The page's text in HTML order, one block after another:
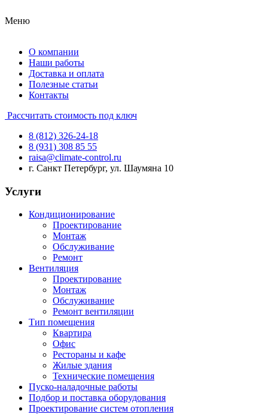
Меню
О компании
Наши работы
Доставка и оплата
Полезные статьи
Контакты
Рассчитать стоимость под ключ
8 (812) 326-24-18
8 (931) 308 85 55
raisa@climate-control.ru
г. Санкт Петербург, ул. Шаумяна 10
Услуги
Кондиционирование
Проектирование
Монтаж
Обслуживание
Ремонт
Вентиляция
Проектирование
Монтаж
Обслуживание
Ремонт вентиляции
Тип помещения
Квартира
Офис
Рестораны и кафе
Жилые здания
Технические помещения
Пуско-наладочные работы
Подбор и поставка оборудования
Проектирование систем отопления